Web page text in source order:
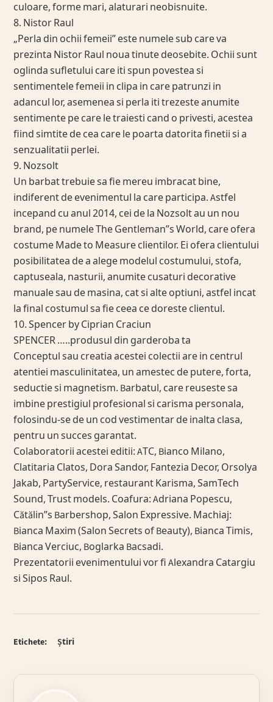
culoare, forme mari, alaturari neobisnuite.
8. Nistor Raul
„Perla din ochii femeii” este numele sub care va
prezinta Nistor Raul noua tinute deosebite. Ochii sunt
oglinda sufletului care iti spun povestea si
sentimentele femeii in clipa in care patrunzi in
adancul lor, asemenea si perla iti trezeste anumite
sentimente pe care le traiesti cand o privesti, acestea
fiind simtite de cea care le poarta datorita finetii si a
senzualitatii perlei.
9. Nozsolt
Un barbat trebuie sa fie mereu imbracat bine,
indiferent de evenimentul la care participa. Astfel
incepand cu anul 2014, cei de la Nozsolt au un nou
brand, pe numele The Gentleman”s World, care ofera
costume Made to Measure clientilor. Ei ofera clientului
posibilitatea de a alege modelul costumului, stofa,
captuseala, nasturii, anumite cusaturi decorative
manuale sau de masina, cat si alte optiuni, astfel incat
la final costumul sa fie ceea ce doreste clientul.
10. Spencer by Ciprian Craciun
SPENCER …..produsul din garderoba ta
Conceptul sau creatia acestei colectii are in centrul
atentiei masculinitatea, un amestec de putere, forta,
seductie si magnetism. Barbatul, care reuseste sa
imbine prestigiul profesional si carisma personala,
folosindu-se de un cod vestimentar de inalta clasa,
pentru un succes garantat.
​​​Colaboratorii acestei editii: ATC, Bianco Milano,
Clatitaria Clatos, Dora Sandor, Fantezia Decor, Orsolya
Jakab, PartyService, restaurant Karisma, SamTech
Sound, Trust models. Coafura: Adriana Popescu,
Cătălin”s Barbershop, Salon Expressive. Machiaj:
Bianca Maxim (Salon Secrets of Beauty), Bianca Timis,
Bianca Verciuc, Boglarka Bacsadi.
Prezentatorii evenimentului vor fi Alexandra Catargiu
si Sipos Raul.
Etichete: Știri